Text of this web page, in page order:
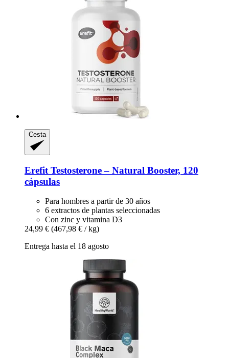
Cesta
Erefit Testosterone – Natural Booster, 120
cápsulas
Para hombres a partir de 30 años
6 extractos de plantas seleccionadas
Con zinc y vitamina D3
24,99 € (467,98 € / kg)
Entrega hasta el 18 agosto